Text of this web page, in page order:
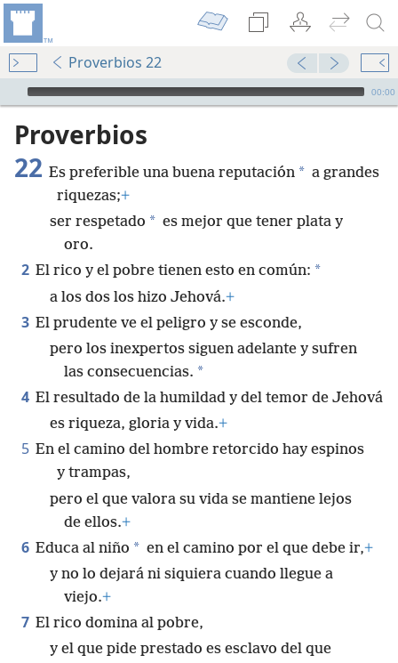
Proverbios 22
Audio Player
00:00
Proverbios
22 Es preferible una buena reputación * a grandes
riquezas;+
ser respetado * es mejor que tener plata y
oro.
2 El rico y el pobre tienen esto en común: *
a los dos los hizo Jehová.+
3 El prudente ve el peligro y se esconde,
pero los inexpertos siguen adelante y sufren
las consecuencias. *
4 El resultado de la humildad y del temor de Jehová
es riqueza, gloria y vida.+
5 En el camino del hombre retorcido hay espinos
y trampas,
pero el que valora su vida se mantiene lejos
de ellos.+
6 Educa al niño * en el camino por el que debe ir,+
y no lo dejará ni siquiera cuando llegue a
viejo.+
7 El rico domina al pobre,
y el que pide prestado es esclavo del que